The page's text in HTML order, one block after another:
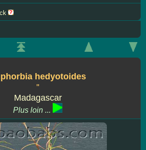
hedyotoides
''
Madagascar
Plus loin ...